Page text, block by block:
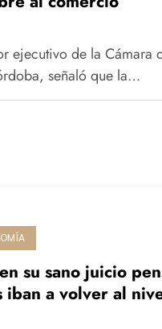
ejecutivo de la Cámara
señaló que la…
su sano juicio
iban a volver al